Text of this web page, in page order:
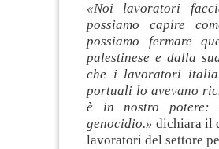
«Noi lavoratori
possiamo capire
possiamo fermare
palestinese e dalla
che i lavoratori
portuali lo avevano
è in nostro potere:
genocidio.» dichiara il
lavoratori del settore